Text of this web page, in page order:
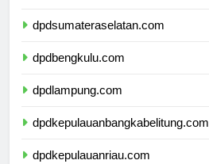
dpdsumateraselatan.com
dpdbengkulu.com
dpdlampung.com
dpdkepulauanbangkabelitung.com
dpdkepulauanriau.com